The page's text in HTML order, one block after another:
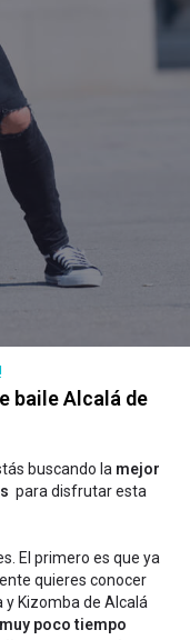
baile Alcalá de
buscando la mejor
para disfrutar esta
El primero es que ya
quieres conocer
y Kizomba de Alcalá
muy poco tiempo